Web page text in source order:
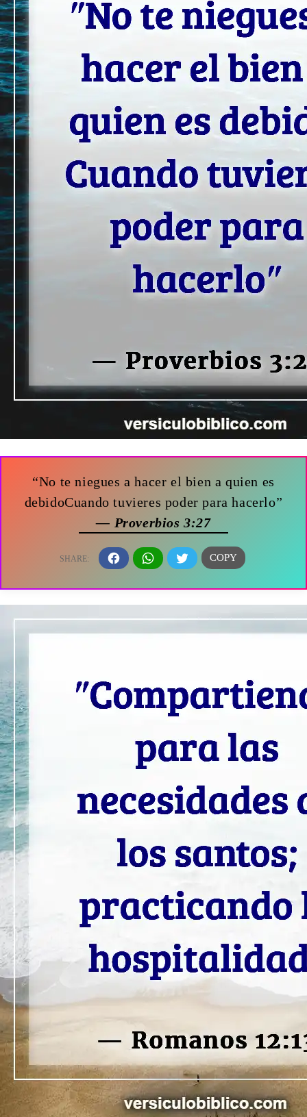
“No te niegues a hacer el bien a quien es
debidoCuando tuvieres poder para hacerlo”
— Proverbios 3:27